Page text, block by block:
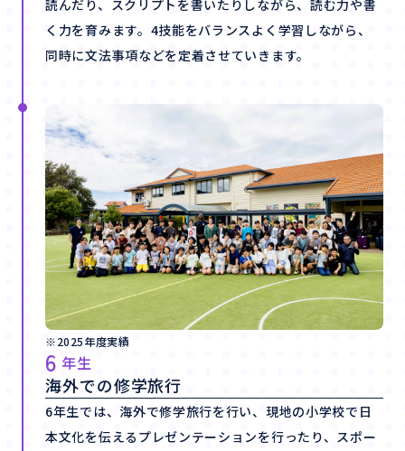
読んだり、スクリプトを書いたりしながら、読む力や書
く力を育みます。4技能をバランスよく学習しながら、
同時に文法事項などを定着させていきます。
6 年生
海外での修学旅行
6年生では、海外で修学旅行を行い、現地の小学校で日
本文化を伝えるプレゼンテーションを行ったり、スポー
※2025年度実績